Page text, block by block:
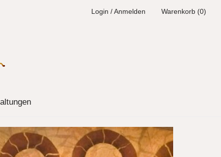
Login / Anmelden Warenkorb (0)